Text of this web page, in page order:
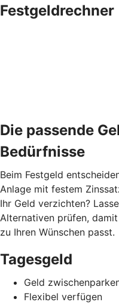
Festgeldrechner
Die passende
Bedürfnisse
Beim Festgeld
Anlage mit festem
Ihr Geld verzichten?
Alternativen prüfen,
zu Ihren Wünschen passt.
Tagesgeld
Geld
Flexibel verfügen